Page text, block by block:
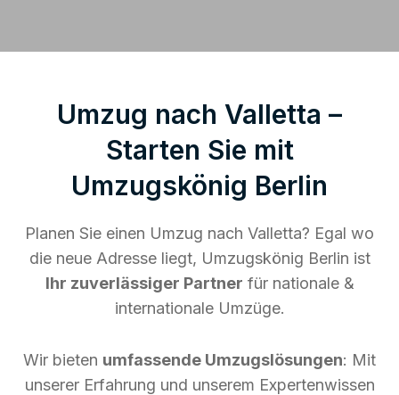
Umzug nach Valletta –
Starten Sie mit
Umzugskönig Berlin
Planen Sie einen Umzug nach Valletta? Egal wo
die neue Adresse liegt, Umzugskönig Berlin ist
Ihr zuverlässiger Partner für nationale &
internationale Umzüge.
Wir bieten umfassende Umzugslösungen: Mit
unserer Erfahrung und unserem Expertenwissen